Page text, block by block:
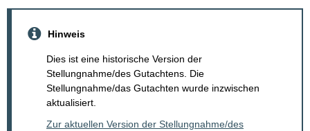
Hinweis
Dies ist eine historische Version der
Stellungnahme/des Gutachtens. Die
Stellungnahme/das Gutachten wurde inzwischen
aktualisiert.
Zur aktuellen Version der Stellungnahme/des